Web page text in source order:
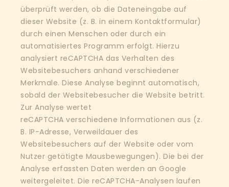
überprüft werden, ob die Dateneingabe auf
dieser Website (z. B. in einem Kontaktformular)
durch einen Menschen oder durch ein
automatisiertes Programm erfolgt. Hierzu
analysiert reCAPTCHA das Verhalten des
Websitebesuchers anhand verschiedener
Merkmale. Diese Analyse beginnt automatisch,
sobald der Websitebesucher die Website betritt.
Zur Analyse wertet
reCAPTCHA verschiedene Informationen aus (z.
B. IP-Adresse, Verweildauer des
Websitebesuchers auf der Website oder vom
Nutzer getätigte Mausbewegungen). Die bei der
Analyse erfassten Daten werden an Google
weitergeleitet. Die reCAPTCHA-Analysen laufen